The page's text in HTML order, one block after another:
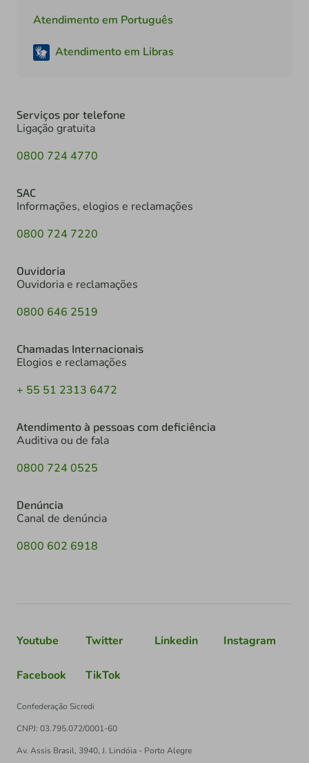
Atendimento em Português
Atendimento em Libras
Serviços por telefone
Ligação gratuita
0800 724 4770
SAC
Informações, elogios e reclamações
0800 724 7220
Ouvidoria
Ouvidoria e reclamações
0800 646 2519
Chamadas Internacionais
Elogios e reclamações
+ 55 51 2313 6472
Atendimento à pessoas com deficiência
Auditiva ou de fala
0800 724 0525
Denúncia
Canal de denúncia
0800 602 6918
Youtube Twitter Linkedin Instagram
Facebook TikTok
Confederação Sicredi
CNPJ: 03.795.072/0001-60
Av. Assis Brasil, 3940, J. Lindóia - Porto Alegre